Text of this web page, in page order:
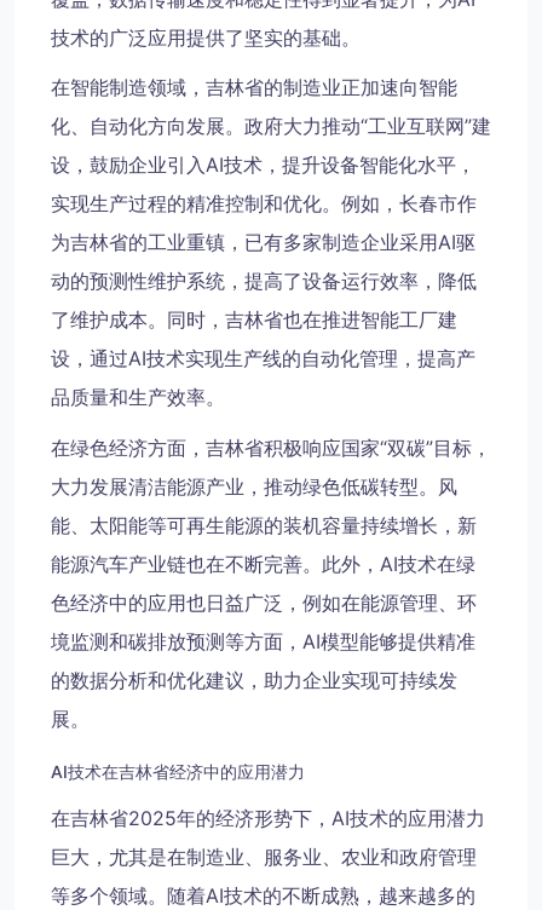
技术的广泛应用提供了坚实的基础。
在智能制造领域，吉林省的制造业正加速向智能
化、自动化方向发展。政府大力推动“工业互联网”建
设，鼓励企业引入AI技术，提升设备智能化水平，
实现生产过程的精准控制和优化。例如，长春市作
为吉林省的工业重镇，已有多家制造企业采用AI驱
动的预测性维护系统，提高了设备运行效率，降低
了维护成本。同时，吉林省也在推进智能工厂建
设，通过AI技术实现生产线的自动化管理，提高产
品质量和生产效率。
在绿色经济方面，吉林省积极响应国家“双碳”目标，
大力发展清洁能源产业，推动绿色低碳转型。风
能、太阳能等可再生能源的装机容量持续增长，新
能源汽车产业链也在不断完善。此外，AI技术在绿
色经济中的应用也日益广泛，例如在能源管理、环
境监测和碳排放预测等方面，AI模型能够提供精准
的数据分析和优化建议，助力企业实现可持续发
展。
AI技术在吉林省经济中的应用潜力
在吉林省2025年的经济形势下，AI技术的应用潜力
巨大，尤其是在制造业、服务业、农业和政府管理
等多个领域。随着AI技术的不断成熟，越来越多的